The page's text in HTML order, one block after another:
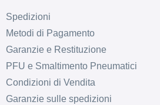
Spedizioni
Metodi di Pagamento
Garanzie e Restituzione
PFU e Smaltimento Pneumatici
Condizioni di Vendita
Garanzie sulle spedizioni